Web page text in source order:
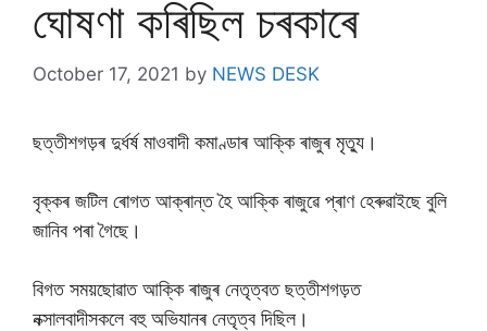
ঘোষণা কৰিছিল চৰকাৰে
October 17, 2021 by NEWS DESK
ছত্তীশগড়ৰ দুৰ্ধৰ্ষ মাওবাদী কমাণ্ডাৰ আক্কি ৰাজুৰ মৃত্যু।
বৃক্কৰ জটিল ৰোগত আক্ৰান্ত হৈ আক্কি ৰাজুৱে প্ৰাণ হেৰুৱাইছে বুলি
জানিব পৰা গৈছে।
বিগত সময়ছোৱাত আক্কি ৰাজুৰ নেতৃত্বত ছত্তীশগড়ত
নক্সালবাদীসকলে বহু অভিযানৰ নেতৃত্ব দিছিল।